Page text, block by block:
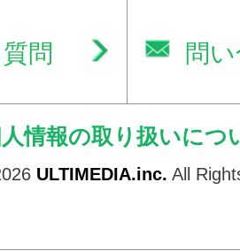
問 問
情報の取り扱いにつ
ULTIMEDIA.inc. All